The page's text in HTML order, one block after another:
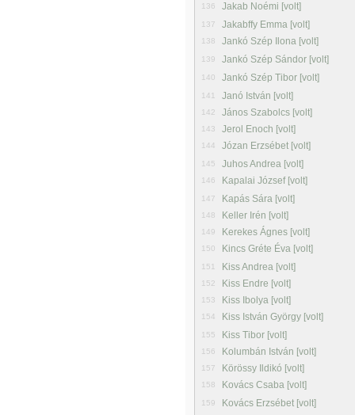
136 Jakab Noémi [volt]
137 Jakabffy Emma [volt]
138 Jankó Szép Ilona [volt]
139 Jankó Szép Sándor [volt]
140 Jankó Szép Tibor [volt]
141 Janó István [volt]
142 János Szabolcs [volt]
143 Jerol Enoch [volt]
144 Józan Erzsébet [volt]
145 Juhos Andrea [volt]
146 Kapalai József [volt]
147 Kapás Sára [volt]
148 Keller Irén [volt]
149 Kerekes Ágnes [volt]
150 Kincs Gréte Éva [volt]
151 Kiss Andrea [volt]
152 Kiss Endre [volt]
153 Kiss Ibolya [volt]
154 Kiss István György [volt]
155 Kiss Tibor [volt]
156 Kolumbán István [volt]
157 Körössy Ildikó [volt]
158 Kovács Csaba [volt]
159 Kovács Erzsébet [volt]